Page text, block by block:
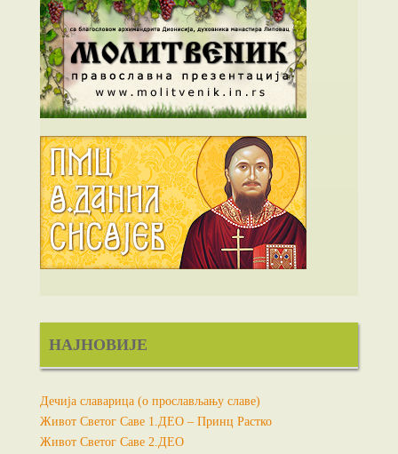
НАЈНОВИЈЕ
Дечија славарица (о прослављању славе)
Живот Светог Саве 1.ДЕО – Принц Растко
Живот Светог Саве 2.ДЕО